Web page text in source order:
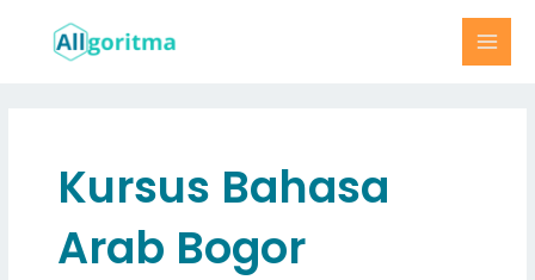
Kursus Bahasa
Arab Bogor